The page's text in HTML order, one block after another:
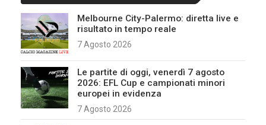
Melbourne City-Palermo: diretta live e
risultato in tempo reale
7 Agosto 2026
Le partite di oggi, venerdì 7 agosto
2026: EFL Cup e campionati minori
europei in evidenza
7 Agosto 2026